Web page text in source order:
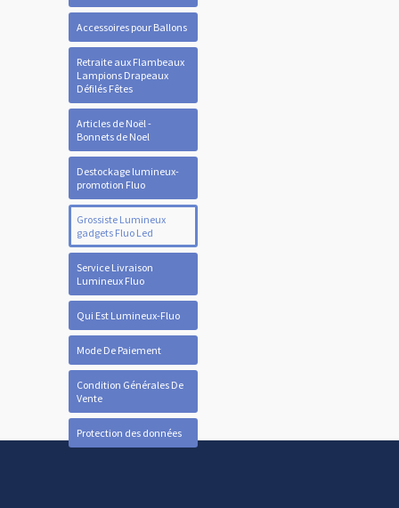
Accessoires pour Ballons
Retraite aux Flambeaux
Lampions Drapeaux
Défilés Fêtes
Articles de Noël -
Bonnets de Noel
Destockage lumineux-
promotion Fluo
Grossiste Lumineux
gadgets Fluo Led
Service Livraison
Lumineux Fluo
Qui Est Lumineux-Fluo
Mode De Paiement
Condition Générales De
Vente
Protection des données